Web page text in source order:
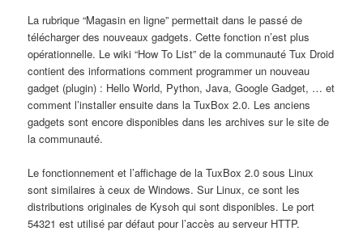
La rubrique “Magasin en ligne” permettait dans le passé de
télécharger des nouveaux gadgets. Cette fonction n’est plus
opérationnelle. Le wiki “How To List” de la communauté Tux Droid
contient des informations comment programmer un nouveau
gadget (plugin) : Hello World, Python, Java, Google Gadget, … et
comment l’installer ensuite dans la TuxBox 2.0. Les anciens
gadgets sont encore disponibles dans les archives sur le site de
la communauté.
Le fonctionnement et l’affichage de la TuxBox 2.0 sous Linux
sont similaires à ceux de Windows. Sur Linux, ce sont les
distributions originales de Kysoh qui sont disponibles. Le port
54321 est utilisé par défaut pour l’accès au serveur HTTP.